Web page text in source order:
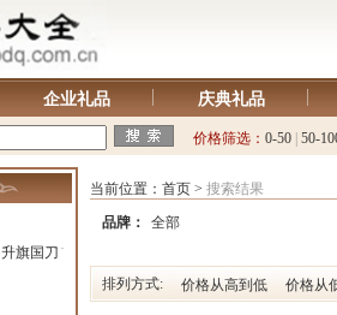
企业礼品 庆典礼品
价格筛选： 0-50 50-
升旗国刀
当前位置： 首页 > 搜索结果
品牌：
全部
排列方式: 价格从高到低 价格从